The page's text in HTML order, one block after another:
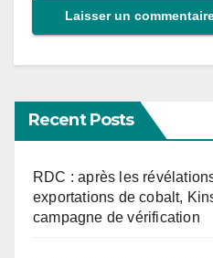
Recent Posts
RDC : après les
exportations de cobalt,
campagne de vérification